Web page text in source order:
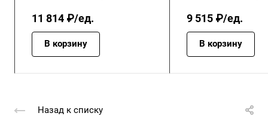
11 814 ₽/ед.
В корзину
9 515 ₽/ед.
В корзину
Назад к списку